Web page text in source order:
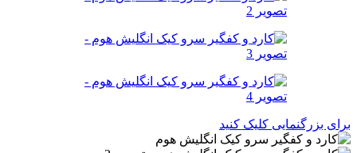
برای بزرگنمایی کلیک کنید